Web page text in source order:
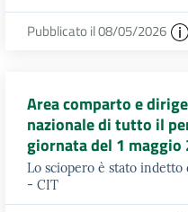
Pubblicato il 08/05/2026
Area comparto e
nazionale di tutto il
giornata del 1 maggio
Lo sciopero è stato indetto
- CIT